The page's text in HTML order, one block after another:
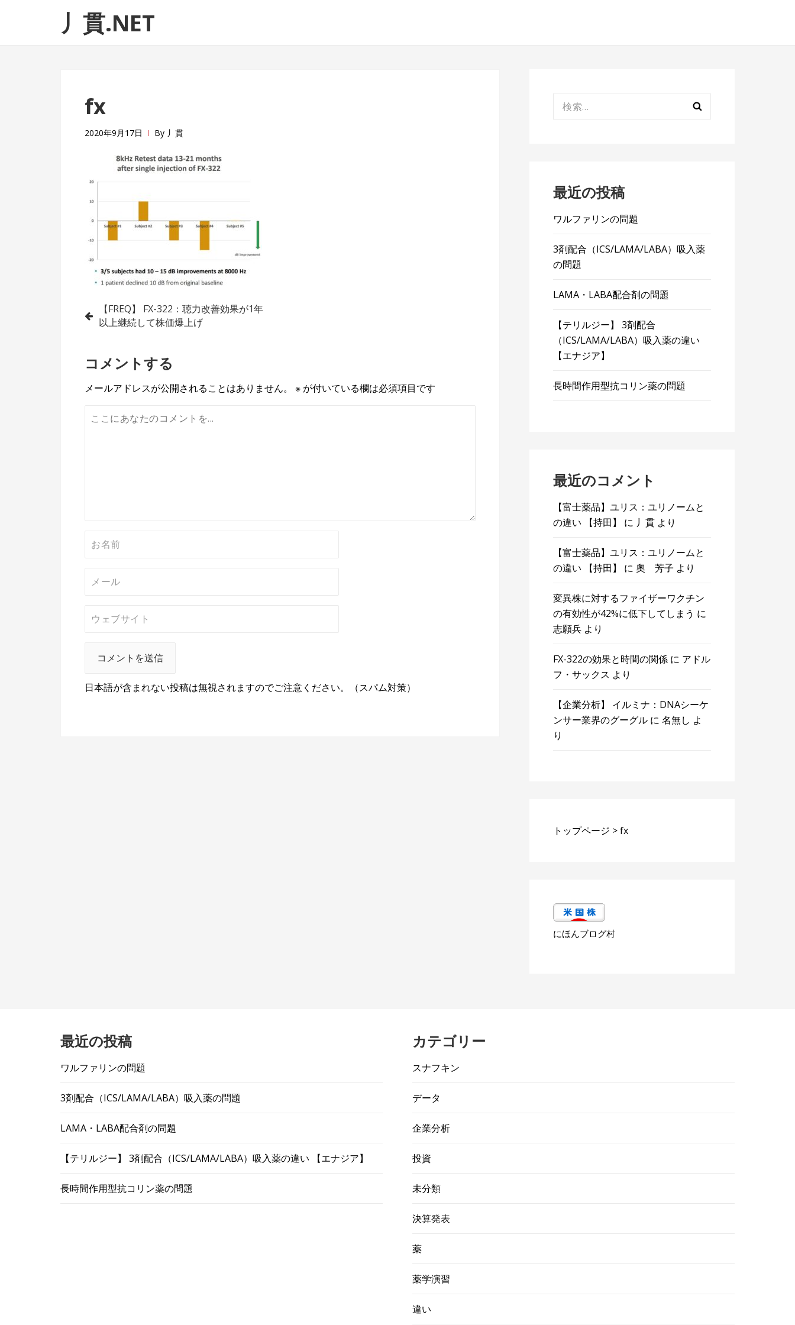
ゲ
テ丿貫.NET
fx
2020年9月17日 By 丿貫
投
稿
ナ
ビ
ー
【FREQ】 FX-322：聴力改善効果が1年
以上継続して株価爆上げ
コメントする
メールアドレスが公開されることはありません。 ※ が付いている欄は必須項目です
日本語が含まれない投稿は無視されますのでご注意ください。（スパム対策）
索:
最近の投稿
ワルファリンの問題
3剤配合（ICS/LAMA/LABA）吸入薬
の問題
LAMA・LABA配合剤の問題
【テリルジー】 3剤配合
（ICS/LAMA/LABA）吸入薬の違い
【エナジア】
長時間作用型抗コリン薬の問題
最近のコメント
【富士薬品】ユリス：ユリノームと
の違い 【持田】
に 丿貫 より
【富士薬品】ユリス：ユリノームと
の違い 【持田】
に奧 芳子 より
変異株に対するファイザーワクチン
の有効性が42%に低下してしまう に
志願兵 より
FX-322の効果と時間の関係 に アドル
フ・サックス より
【企業分析】 イルミナ：DNAシーケ
ンサー業界のグーグル に名無し よ
り
トップページ >fx
にほんブログ村
最近の投稿
ワルファリンの問題
3剤配合（ICS/LAMA/LABA）吸入薬の問題
LAMA・LABA配合剤の問題
【テリルジー】 3剤配合（ICS/LAMA/LABA）吸入薬の違い 【エナジア】
長時間作用型抗コリン薬の問題
カテゴリー
スナフキン
データ
企業分析
投資
未分類
決算発表
薬
薬学演習
違い